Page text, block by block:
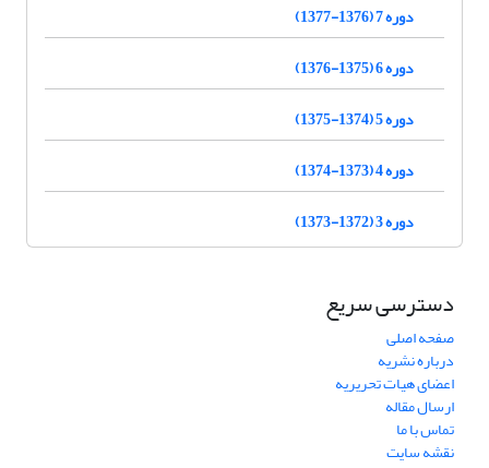
دوره 7 (1376-1377)
دوره 6 (1375-1376)
دوره 5 (1374-1375)
دوره 4 (1373-1374)
دوره 3 (1372-1373)
دسترسی سریع
صفحه اصلی
درباره نشریه
اعضای هیات تحریریه
ارسال مقاله
تماس با ما
نقشه سایت